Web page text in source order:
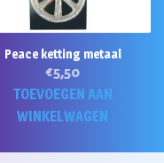
Peace ketting metaal
€5,50
TOEVOEGEN AAN
WINKELWAGEN